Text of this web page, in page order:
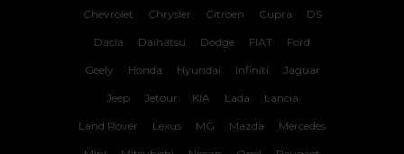
Chevrolet Chrysler Citroen Cupra DS
Dacia Daihatsu Dodge FIAT Ford
Geely Honda Hyundai Infiniti Jaguar
Jeep Jetour KIA Lada Lancia
Land Rover Lexus MG Mazda Mercedes